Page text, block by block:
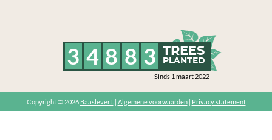
3 4 8 8 3 TREES
PLANTED
Sinds 1 maart 2022
Copyright © 2026 Baaslevert. | Algemene voorwaarden| Privacy statement